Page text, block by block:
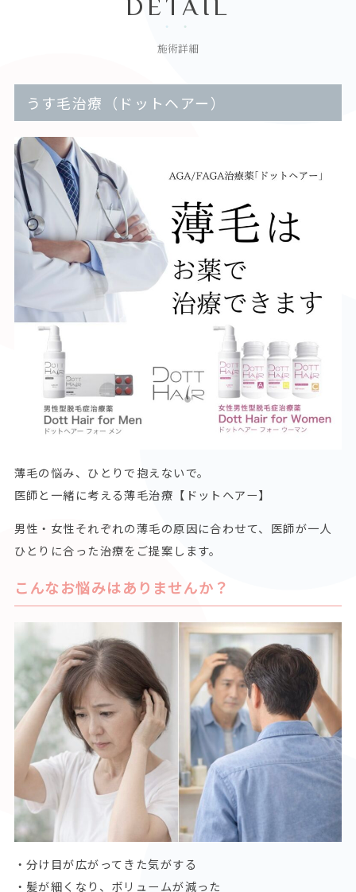
DETAIL
施術詳細
うす毛治療（ドットヘアー）
薄毛の悩み、ひとりで抱えないで。
医師と一緒に考える薄毛治療【ドットヘアー】
男性・女性それぞれの薄毛の原因に合わせて、医師が一人
ひとりに合った治療をご提案します。
こんなお悩みはありませんか？
・分け目が広がってきた気がする
・髪が細くなり、ボリュームが減った